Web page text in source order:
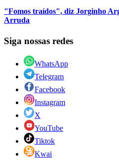
"Fomos traídos", diz Jorginho
Arruda
Siga nossas redes
WhatsApp
Telegram
Facebook
Instagram
X
YouTube
Tiktok
Kwai